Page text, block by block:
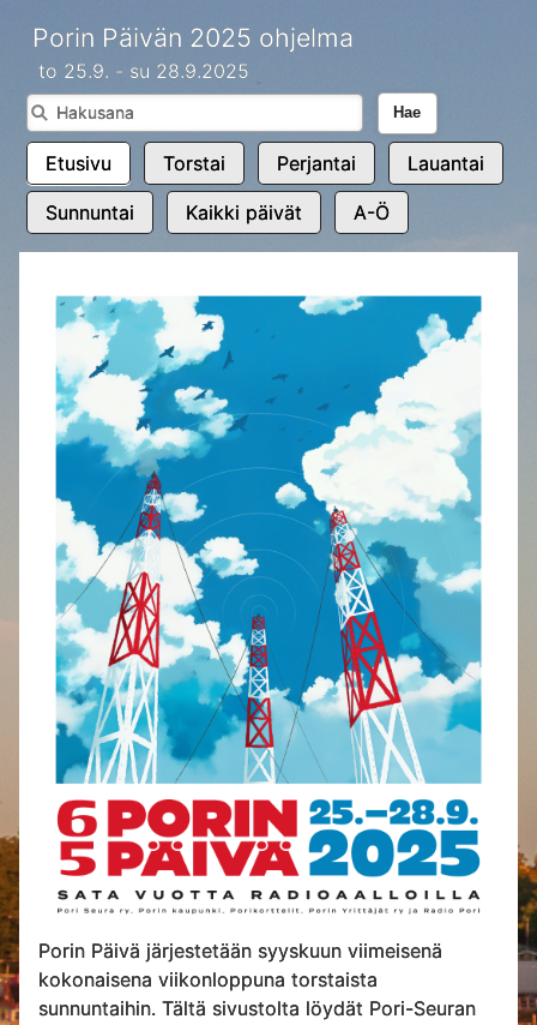
Porin Päivän 2025 ohjelma
to 25.9. - su 28.9.2025
Hae
Etusivu Torstai Perjantai Lauantai
Sunnuntai Kaikki päivät A-Ö
Porin Päivä järjestetään syyskuun viimeisenä
kokonaisena viikonloppuna torstaista
sunnuntaihin. Tältä sivustolta löydät Pori-Seuran